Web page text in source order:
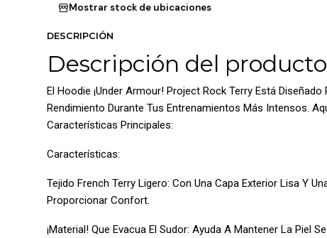
Mostrar stock de ubicaciones
DESCRIPCIÓN
Descripción del producto
El Hoodie ¡Under Armour! Project Rock Terry Está
Rendimiento Durante Tus Entrenamientos Más Intensos.
Características Principales:
Características:
Tejido French Terry Ligero: Con Una Capa Exterior Lisa Y
Proporcionar Confort.
¡Material! Que Evacua El Sudor: Ayuda A Mantener La Piel